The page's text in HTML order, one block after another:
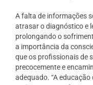
A falta de informações
atrasar o diagnóstico e
prolongando o
a importância da
que os profissionais de
precocemente e
adequado. “A